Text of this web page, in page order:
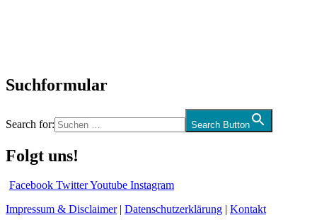
Suchformular
Search for: Search Button
Folgt uns!
Facebook TwitterYoutube Instagram
Impressum & Disclaimer| Datenschutzerklärung | Kontakt